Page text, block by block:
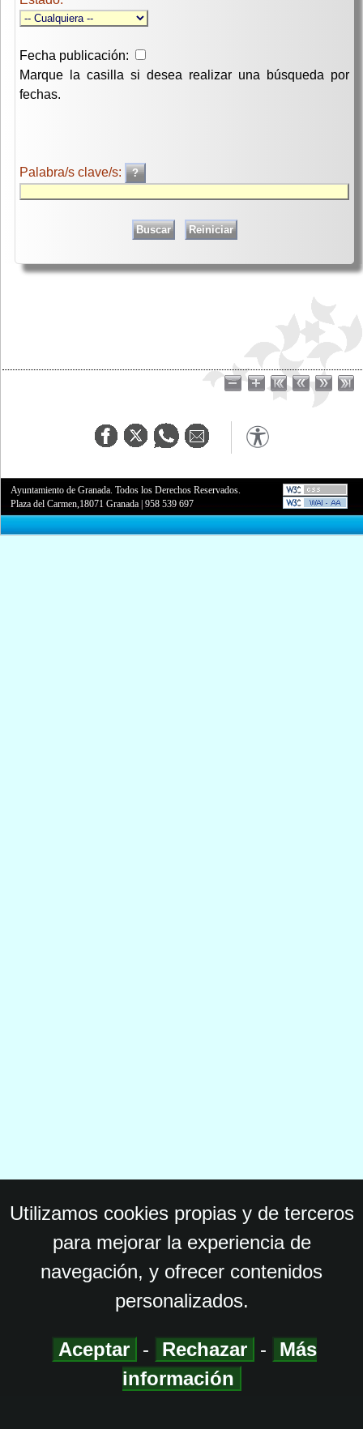
Fecha publicación:
Marque la casilla si desea realizar una búsqueda por
fechas.
Palabra/s clave/s:
Ayuntamiento de Granada. Todos los Derechos Reservados.
Plaza del Carmen,18071 Granada |958 539 697
Utilizamos cookies propias y de terceros
para mejorar la experiencia de
navegación, y ofrecer contenidos
personalizados.
Aceptar - Rechazar -
Más
información